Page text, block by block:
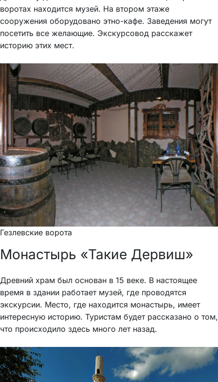
воротах находится музей. На втором этаже
сооружения оборудовано этно-кафе. Заведения могут
посетить все желающие. Экскурсовод расскажет
историю этих мест.
Гезлевские ворота
Монастырь «Такие Дервиш»
Древний храм был основан в 15 веке. В настоящее
время в здании работает музей, где проводятся
экскурсии. Место, где находится монастырь, имеет
интересную историю. Туристам будет рассказано о том,
что происходило здесь много лет назад.